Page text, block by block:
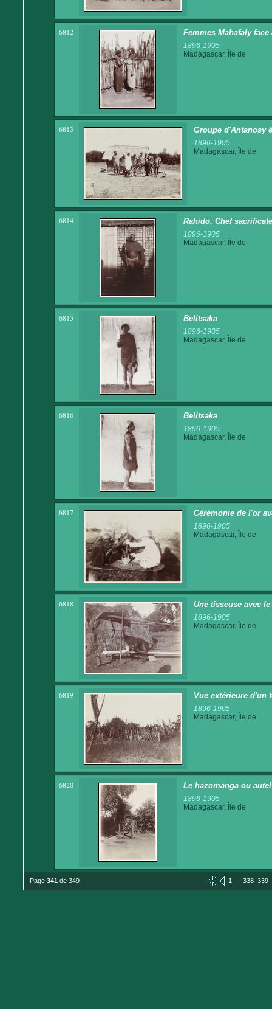
6812 Femmes Mahafaly face
1896-1905
Madagascar, Île de
6813 Groupe d'Antanosy
1896-1905
Madagascar, Île de
6814 Rahido. Chef
1896-1905
Madagascar, Île de
6815 Belitsaka
1896-1905
Madagascar, Île de
6816 Belitsaka
1896-1905
Madagascar, Île de
6817 Cérémonie de l'or
1896-1905
Madagascar, Île de
6818 Une tisseuse avec
1896-1905
Madagascar, Île de
6819 Vue extérieure d'un
1896-1905
Madagascar, Île de
6820 Le hazomanga ou
1896-1905
Madagascar, Île de
Page 341 de 349 1 ... 338 339